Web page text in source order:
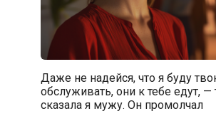
Даже не надейся, что я буду
обслуживать, они к тебе едут, —
сказала я мужу. Он промолчал